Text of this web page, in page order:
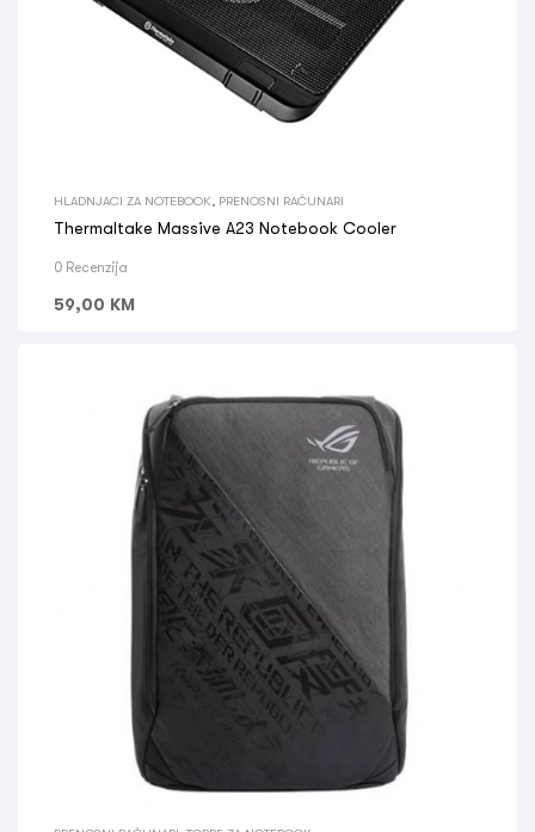
HLADNJACI ZA NOTEBOOK PRENOSNI RAČUNARI
Thermaltake Massive A23 Notebook Cooler
0 Recenzija
59,00 KM